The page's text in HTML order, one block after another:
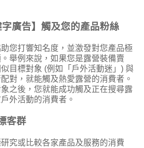
廣告】觸及您的產品粉絲
您打響知名度，並激發對您產品極
舉例來說，如果您是露營裝備賣
目標對象 (例如「戶外活動迷」) 與
對，就能觸及熱愛露營的消費者。
之後，您就能成功觸及正在搜尋露
外活動的消費者。
客群
究或比較各家產品及服務的消費